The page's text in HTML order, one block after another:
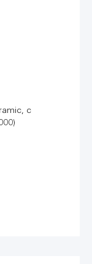
с